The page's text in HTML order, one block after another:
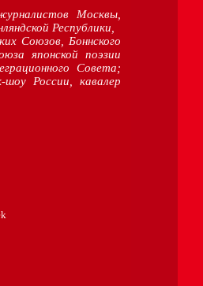
Москвы,
Республики,
Союзов, Боннского
японской поэзии
Совета;
шоу России, кавалер